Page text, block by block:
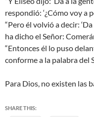
respondió: ‘¿Cómo voy a
“Pero él volvió a decir:
ha dicho el Señor:
“Entonces él lo puso
conforme a la palabra del
Para Dios, no existen las
SHARE THIS: